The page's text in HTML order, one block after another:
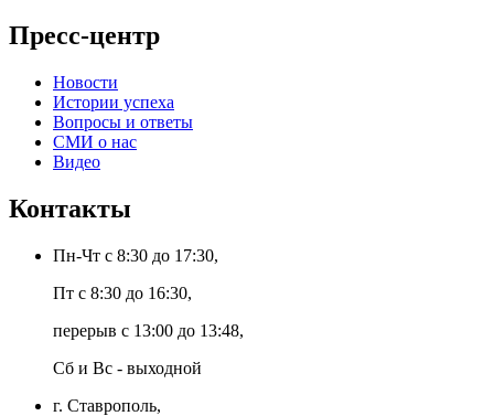
Пресс-центр
Новости
Истории успеха
Вопросы и ответы
СМИ о нас
Видео
Контакты
Пн-Чт с 8:30 до 17:30,
Пт с 8:30 до 16:30,
перерыв с 13:00 до 13:48,
Сб и Вс - выходной
г. Ставрополь,